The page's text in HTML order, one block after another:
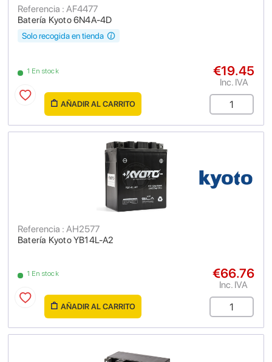
Batería Kyoto 6N4A-4D
Referencia : AF4477
1 En stock
Solo recogida en tienda
€19.45
Inc. IVA
AÑADIR AL CARRITO
Batería Kyoto YB14L-A2
Referencia : AH2577
1 En stock €66.76
Inc. IVA
AÑADIR AL CARRITO